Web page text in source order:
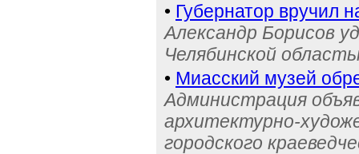
• Губернатор вручил
Александр Борисов
Челябинской
• Миасский музей
Администрация
архитектурно-
городского